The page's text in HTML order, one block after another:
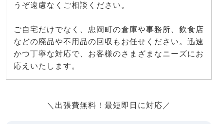
うぞ遠慮なくご相談ください。
ご自宅だけでなく、忠岡町の倉庫や事務所、飲食店
などの廃品や不用品の回収もお任せください。迅速
かつ丁寧な対応で、お客様のさまざまなニーズにお
応えいたします。
＼出張費無料！最短即日に対応／